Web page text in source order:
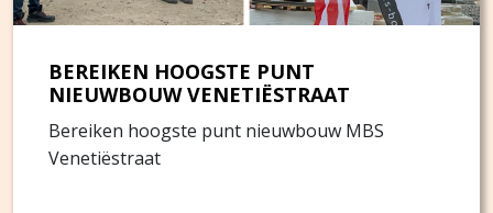
BEREIKEN HOOGSTE PUNT
NIEUWBOUW VENETIËSTRAAT
Bereiken hoogste punt nieuwbouw MBS
Venetiëstraat